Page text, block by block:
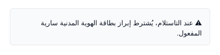
M171
Mouse -
Blue
M171
Mouse -
Blue
⚠️ عند التاستلام، يُشترط إبراز بطاقة الهوية المدنية سارية
المفعول.